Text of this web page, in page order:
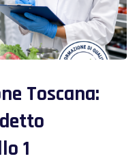
Toscana:
1